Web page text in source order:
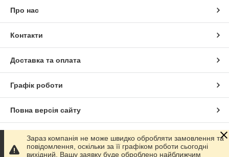
Про нас
Контакти
Доставка та оплата
Графік роботи
Повна версія сайту
Сайт створено на маркетплейсі Prom.ua
Зараз компанія не може швидко обробляти замовлення та
повідомлення, оскільки за її графіком роботи сьогодні
вихідний. Вашу заявку буде оброблено найближчим